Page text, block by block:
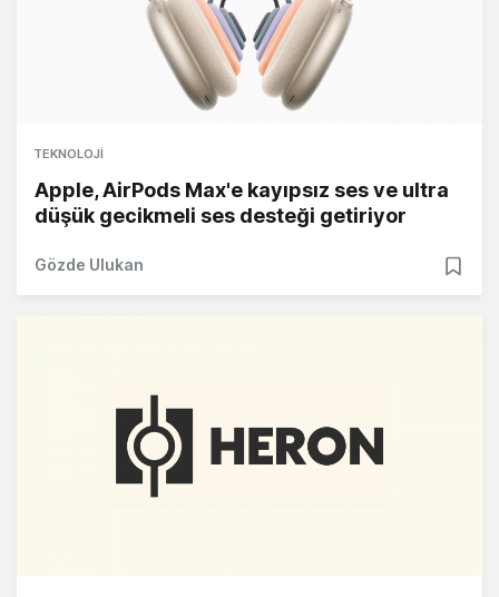
TEKNOLOJI
Apple, AirPods Max'e kayıpsız ses ve ultra
düşük gecikmeli ses desteği getiriyor
Gözde Ulukan